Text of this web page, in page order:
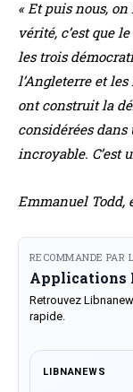
« Et puis nous,
vérité, c’est que
les trois
l’Angleterre et
ont construit la
considérées
incroyable. C’est
Emmanuel Todd,
RECOMMANDE PAR
Applications
Retrouvez
rapide.
LIBNANEWS